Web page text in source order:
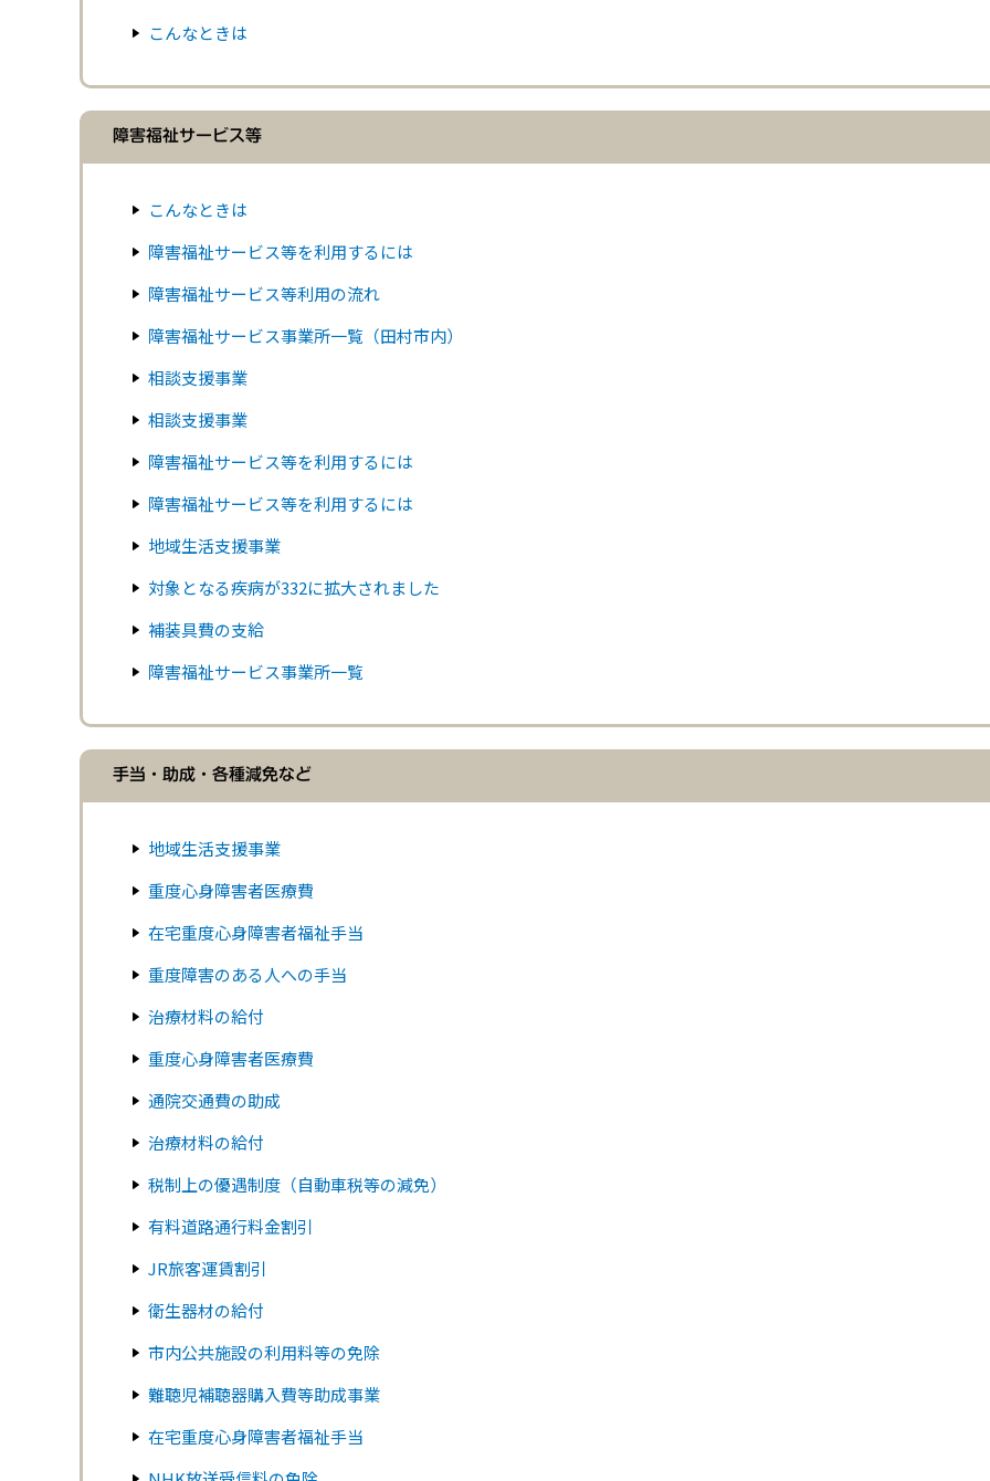
こんなときは
障害福祉サービス等
こんなときは
障害福祉サービス等を利用するには
障害福祉サービス等利用の流れ
障害福祉サービス事業所一覧（田村市内）
相談支援事業
相談支援事業
障害福祉サービス等を利用するには
障害福祉サービス等を利用するには
地域生活支援事業
対象となる疾病が332に拡大されました
補装具費の支給
障害福祉サービス事業所一覧
手当・助成・各種減免など
地域生活支援事業
重度心身障害者医療費
在宅重度心身障害者福祉手当
重度障害のある人への手当
治療材料の給付
重度心身障害者医療費
通院交通費の助成
治療材料の給付
税制上の優遇制度（自動車税等の減免）
有料道路通行料金割引
JR旅客運賃割引
衛生器材の給付
市内公共施設の利用料等の免除
難聴児補聴器購入費等助成事業
在宅重度心身障害者福祉手当